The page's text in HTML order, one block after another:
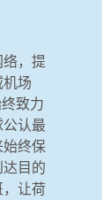
，提
场
致力
公认最
始终保
目的
，让荷